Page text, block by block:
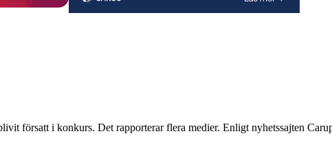
försatt i konkurs. Det rapporterar flera medier. Enligt nyhetssajten